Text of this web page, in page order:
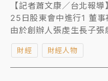
【記者蕭文康／台北報
25日股東會中進行1 董
由於創辦人張虔生長子張
原本接班計畫後的新布局
接任，正式進入日月光
家族接班的重要人選之
財經 財經人物